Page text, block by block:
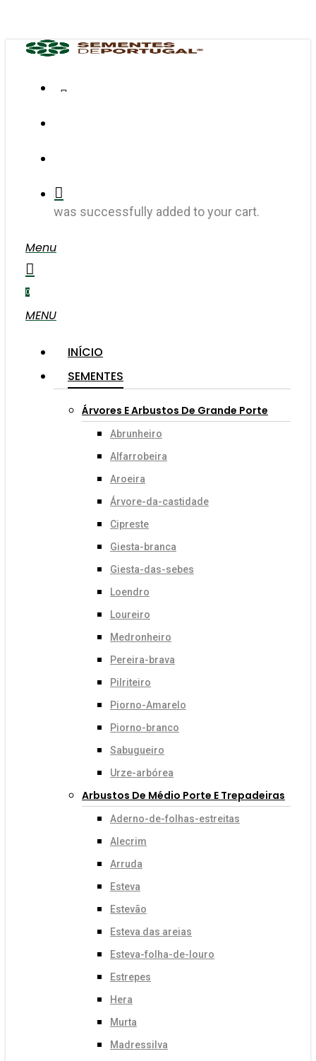
content
was successfully added to your cart.
Menu
search
account
0
MENU
INÍCIO
SEMENTES
Árvores E Arbustos De Grande Porte
Abrunheiro
Alfarrobeira
Aroeira
Árvore-da-castidade
Cipreste
Giesta-branca
Giesta-das-sebes
Loendro
Loureiro
Medronheiro
Pereira-brava
Pilriteiro
Piorno-Amarelo
Piorno-branco
Sabugueiro
Urze-arbórea
Arbustos De Médio Porte E Trepadeiras
Aderno-de-folhas-estreitas
Alecrim
Arruda
Esteva
Estevão
Esteva das areias
Esteva-folha-de-louro
Estrepes
Hera
Murta
Madressilva